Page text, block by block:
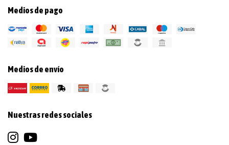
Medios de pago
Medios de envío
Nuestras redes sociales